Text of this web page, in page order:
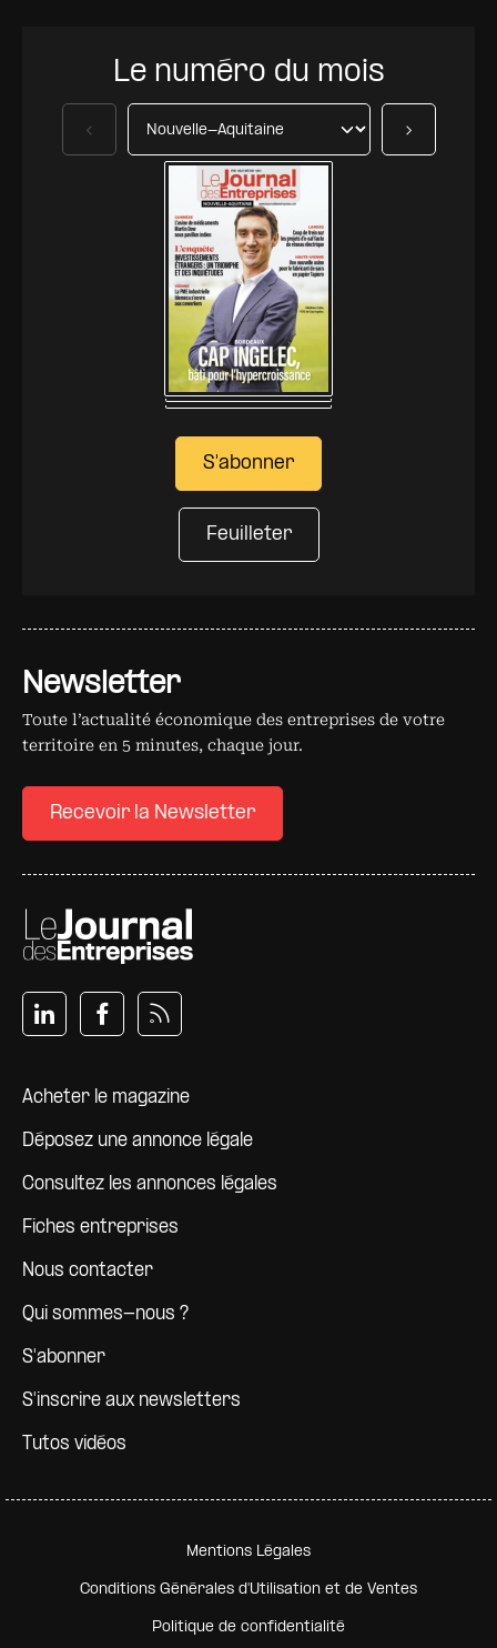
Newsletter
Toute l’actualité économique des entreprises de votre
territoire en 5 minutes, chaque jour.
Recevoir la Newsletter
Pied de page
Acheter le magazine
Déposez une annonce légale
Consultez les annonces légales
Fiches entreprises
Nous contacter
Qui sommes-nous ?
S'abonner
S'inscrire aux newsletters
Tutos vidéos
Le numéro du mois
S'abonner
Feuilleter
Précédent Suivant
Pied de page secondaire
Mentions Légales
Conditions Générales d'Utilisation et de Ventes
Politique de confidentialité